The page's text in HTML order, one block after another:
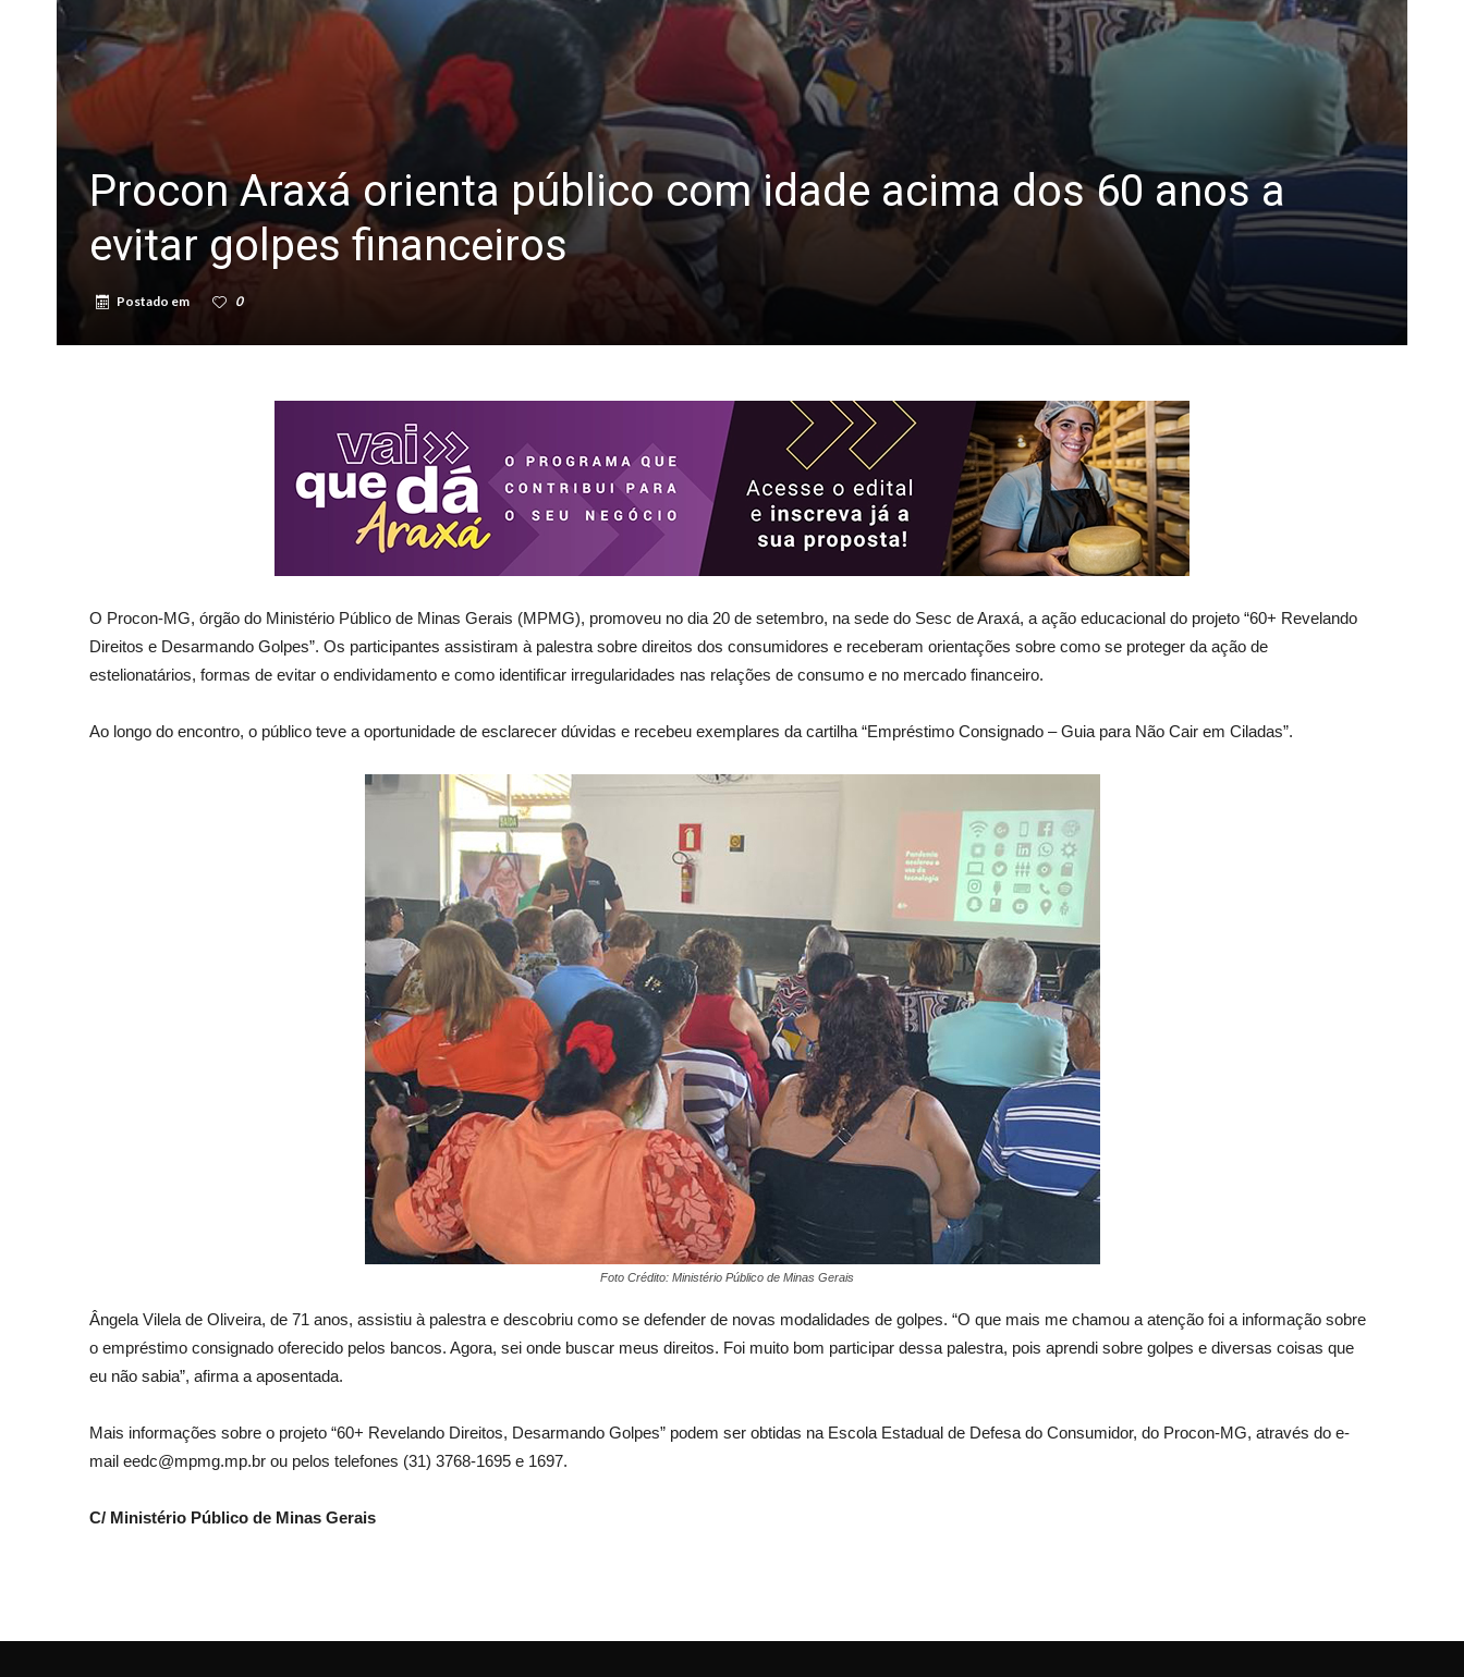
Procon Araxá orienta público com idade acima dos 60 anos a
evitar golpes financeiros
Postado em 0
O Procon-MG, órgão do Ministério Público de Minas Gerais (MPMG), promoveu no dia 20 de setembro, na sede do Sesc de Araxá, a ação educacional do projeto “60+ Revelando
Direitos e Desarmando Golpes”. Os participantes assistiram à palestra sobre direitos dos consumidores e receberam orientações sobre como se proteger da ação de
estelionatários, formas de evitar o endividamento e como identificar irregularidades nas relações de consumo e no mercado financeiro.
Ao longo do encontro, o público teve a oportunidade de esclarecer dúvidas e recebeu exemplares da cartilha “Empréstimo Consignado – Guia para Não Cair em Ciladas”.
Foto Crédito: Ministério Público de Minas Gerais
Ângela Vilela de Oliveira, de 71 anos, assistiu à palestra e descobriu como se defender de novas modalidades de golpes. “O que mais me chamou a atenção foi a informação sobre
o empréstimo consignado oferecido pelos bancos. Agora, sei onde buscar meus direitos. Foi muito bom participar dessa palestra, pois aprendi sobre golpes e diversas coisas que
eu não sabia”, afirma a aposentada.
Mais informações sobre o projeto “60+ Revelando Direitos, Desarmando Golpes” podem ser obtidas na Escola Estadual de Defesa do Consumidor, do Procon-MG, através do e-
mail eedc@mpmg.mp.br ou pelos telefones (31) 3768-1695 e 1697.
C/ Ministério Público de Minas Gerais